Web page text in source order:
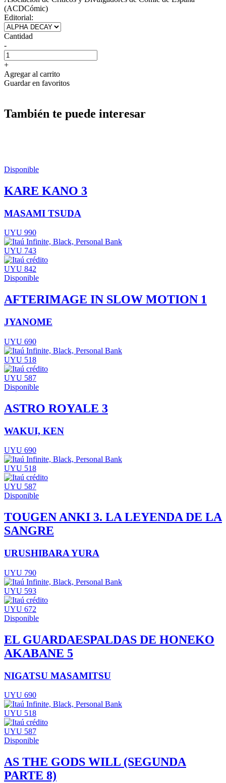
(ACDCómic)
Editorial:
Cantidad
-
+
Agregar al carrito
Guardar en favoritos
También te puede interesar
Disponible
KARE KANO 3
MASAMI TSUDA
UYU 990
UYU 743
UYU 842
Disponible
AFTERIMAGE IN SLOW MOTION 1
JYANOME
UYU 690
UYU 518
UYU 587
Disponible
ASTRO ROYALE 3
WAKUI, KEN
UYU 690
UYU 518
UYU 587
Disponible
TOUGEN ANKI 3. LA LEYENDA DE LA
SANGRE
URUSHIBARA YURA
UYU 790
UYU 593
UYU 672
Disponible
EL GUARDAESPALDAS DE HONEKO
AKABANE 5
NIGATSU MASAMITSU
UYU 690
UYU 518
UYU 587
Disponible
AS THE GODS WILL (SEGUNDA
PARTE 8)